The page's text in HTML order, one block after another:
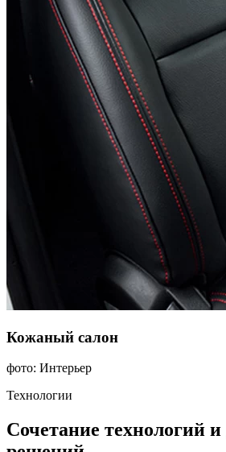
Кожаный салон
фото: Интерьер
Технологии
Сочетание технологий